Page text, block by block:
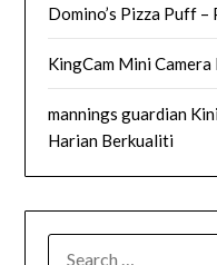
Domino’s Pizza Puff
KingCam Mini
mannings guardian
Harian Berkualiti